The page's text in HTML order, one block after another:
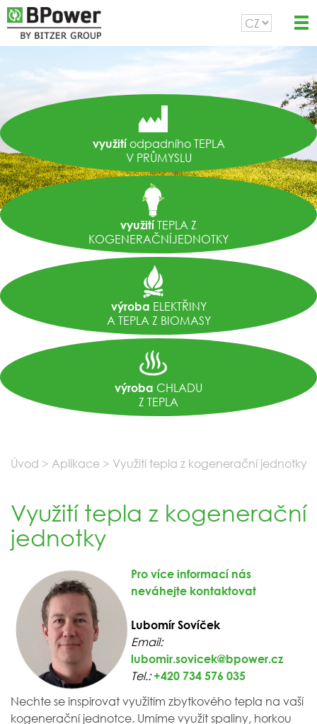
využitíodpadního TEPLA
V PRŮMYSLU
využitíTEPLA Z
KOGENERAČNÍJEDNOTKY
výroba ELEKTŘINY
A TEPLA Z BIOMASY
výroba CHLADU
Z TEPLA
Úvod > Aplikace > Využití tepla z kogenerační jednotky
Využití tepla z kogenerační
jednotky
Pro více informací nás
neváhejte kontaktovat
Lubomír Sovíček
Email:
lubomir.sovicek@bpower.cz
Tel.: +420 734 576 035
Nechte se inspirovat využitím zbytkového tepla na vaší
kogenerační jednotce. Umíme využít spaliny, horkou